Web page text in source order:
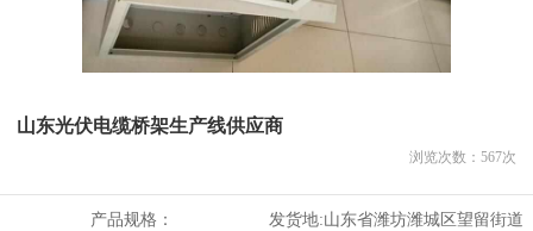
山东光伏电缆桥架生产线供应商
浏览次数： 567次
产品规格： 发货地:山东省潍坊潍城区望留街道